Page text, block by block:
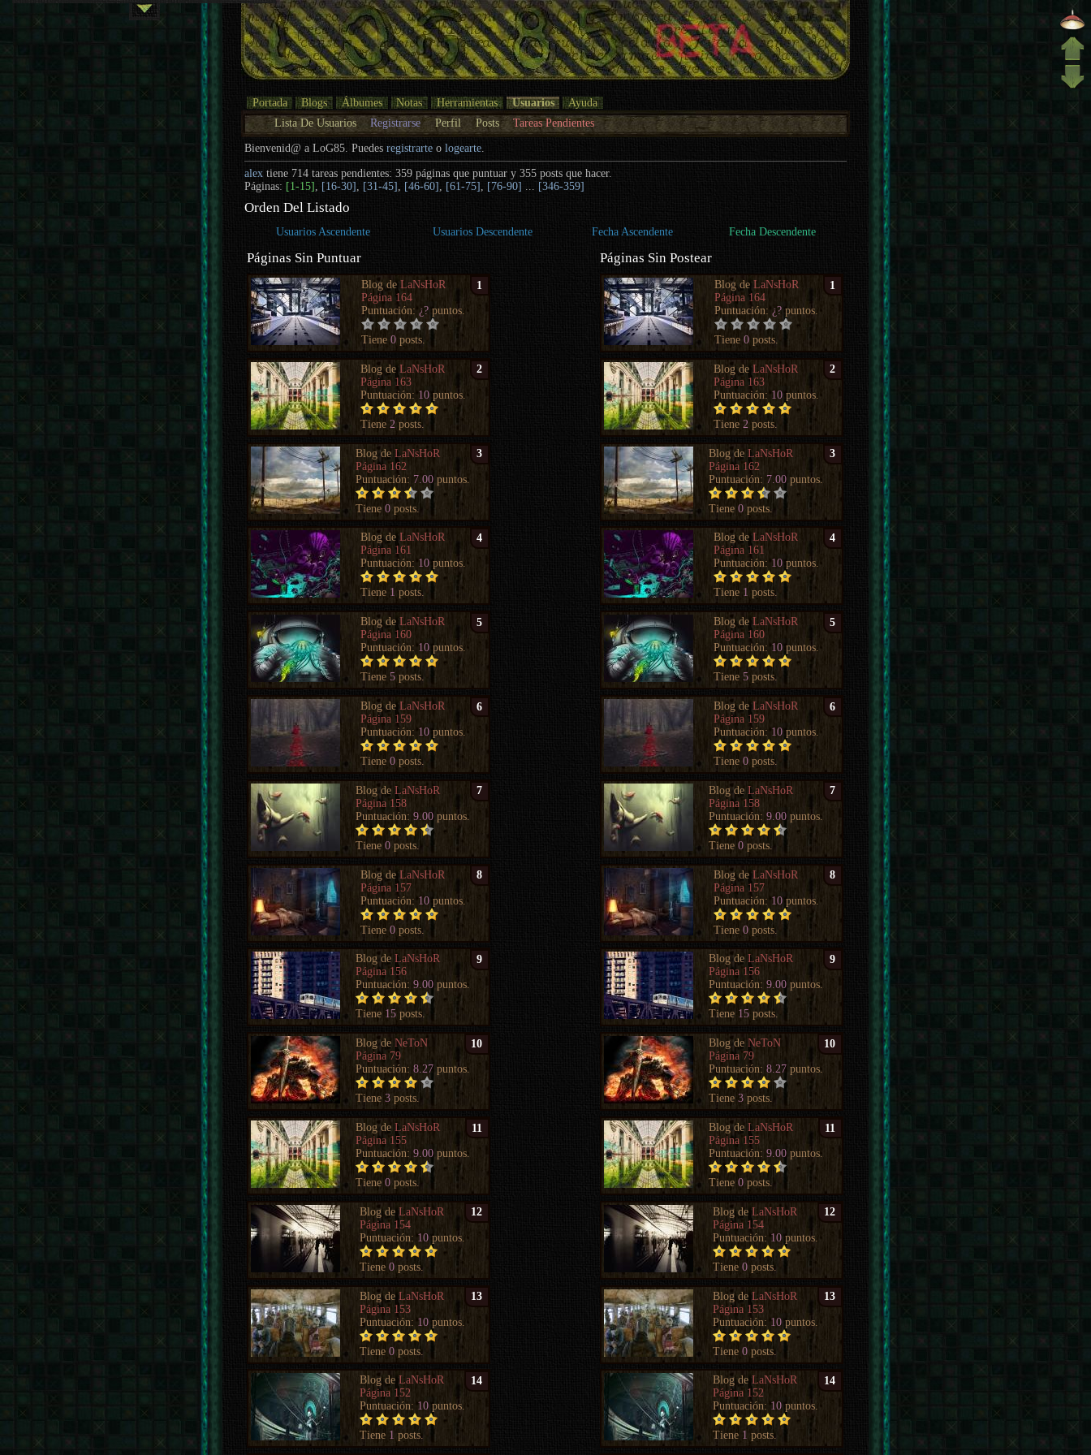
Portada Blogs Álbumes Notas Herramientas Usuarios
Ayuda
Lista De Usuarios
Registrarse Perfil Posts Tareas Pendientes
Bienvenid@ a LoG85. Puedesregistrarte ologearte.
alex tiene 714 tareas pendientes: 359 páginas que puntuar y 355 posts que hacer.
Páginas: [1-15] [16-30] [31-45] [46-60] [61-75] [76-90] [346-359]
Orden Del Listado
Usuarios Ascendente Usuarios Descendente Fecha Ascendente Fecha Descendente
Páginas Sin Puntuar
1
Blog deLaNsHoR
Página 164
Puntuación: ¿? puntos.
Tiene0 posts.
2
Blog deLaNsHoR
Página 163
Puntuación: 10 puntos.
Tiene 2 posts.
3
Blog deLaNsHoR
Página 162
Puntuación: 7.00 puntos.
Tiene0 posts.
4
Blog deLaNsHoR
Página 161
Puntuación: 10 puntos.
Tiene 1 posts.
5
Blog deLaNsHoR
Página 160
Puntuación: 10 puntos.
Tiene 5 posts.
6
Blog deLaNsHoR
Página 159
Puntuación: 10 puntos.
Tiene0 posts.
7
Blog deLaNsHoR
Página 158
Puntuación:9.00 puntos.
Tiene0 posts.
8
Blog deLaNsHoR
Página 157
Puntuación: 10 puntos.
Tiene0 posts.
9
Blog deLaNsHoR
Página 156
Puntuación:9.00 puntos.
Tiene 15 posts.
10
Blog deNeToN
Página 79
Puntuación:8.27 puntos.
Tiene3 posts.
11
Blog deLaNsHoR
Página 155
Puntuación:9.00 puntos.
Tiene0 posts.
12
Blog deLaNsHoR
Página 154
Puntuación: 10 puntos.
Tiene0 posts.
13
Blog deLaNsHoR
Página 153
Puntuación: 10 puntos.
Tiene0 posts.
14
Blog deLaNsHoR
Página 152
Puntuación: 10 puntos.
Tiene 1 posts.
Páginas Sin Postear
1
Blog deLaNsHoR
Página 164
Puntuación: ¿? puntos.
Tiene0 posts.
2
Blog deLaNsHoR
Página 163
Puntuación: 10 puntos.
Tiene 2 posts.
3
Blog deLaNsHoR
Página 162
Puntuación: 7.00 puntos.
Tiene0 posts.
4
Blog deLaNsHoR
Página 161
Puntuación: 10 puntos.
Tiene 1 posts.
5
Blog deLaNsHoR
Página 160
Puntuación: 10 puntos.
Tiene 5 posts.
6
Blog deLaNsHoR
Página 159
Puntuación: 10 puntos.
Tiene0 posts.
7
Blog deLaNsHoR
Página 158
Puntuación:9.00 puntos.
Tiene0 posts.
8
Blog deLaNsHoR
Página 157
Puntuación: 10 puntos.
Tiene0 posts.
9
Blog deLaNsHoR
Página 156
Puntuación:9.00 puntos.
Tiene 15 posts.
10
Blog deNeToN
Página 79
Puntuación:8.27 puntos.
Tiene3 posts.
11
Blog deLaNsHoR
Página 155
Puntuación:9.00 puntos.
Tiene0 posts.
12
Blog deLaNsHoR
Página 154
Puntuación: 10 puntos.
Tiene0 posts.
13
Blog deLaNsHoR
Página 153
Puntuación: 10 puntos.
Tiene0 posts.
14
Blog deLaNsHoR
Página 152
Puntuación: 10 puntos.
Tiene 1 posts.